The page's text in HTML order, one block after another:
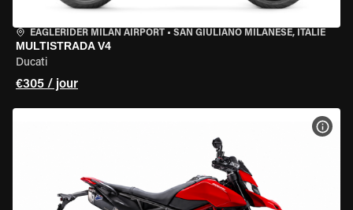
EAGLERIDER MILAN AIRPORT • SAN GIULIANO MILANESE, ITALIE
MULTISTRADA V4
Ducati
€305 / jour